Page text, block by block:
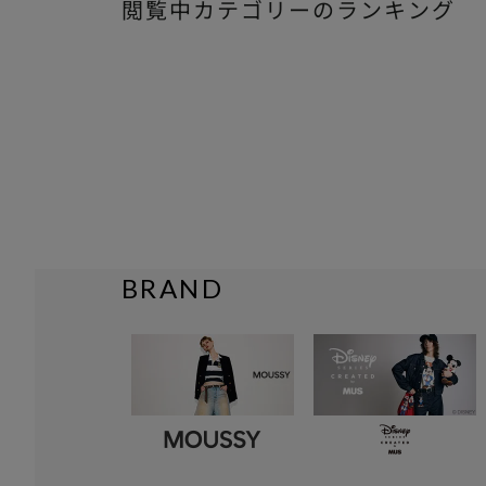
閲覧中カテゴリーのランキング
BRAND